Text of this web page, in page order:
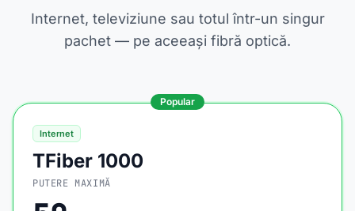
Internet, televiziune sau totul într-un singur
pachet — pe aceeași fibră optică.
Popular
Internet
TFiber 1000
PUTERE MAXIMĂ